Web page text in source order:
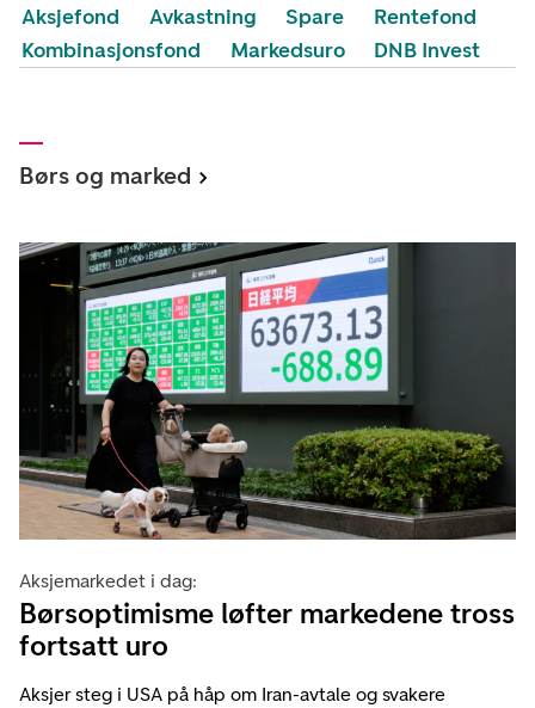
Aksjefond Avkastning Spare
Rentefond
Kombinasjonsfond
Markedsuro DNB Invest
Børs og marked
Aksjemarkedet i dag:
Børsoptimisme løfter markedene tross
fortsatt uro
Aksjer steg i USA på håp om Iran-avtale og svakere